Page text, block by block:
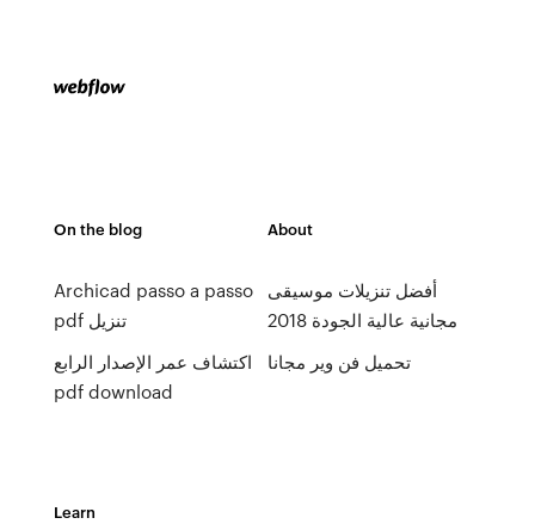
On the blog
Archicad passo a passo
pdf تنزيل
اكتشاف عمر الإصدار الرابع
pdf download
About
أفضل تنزيلات موسيقى
مجانية عالية الجودة 2018
تحميل فن وير مجانا
Learn